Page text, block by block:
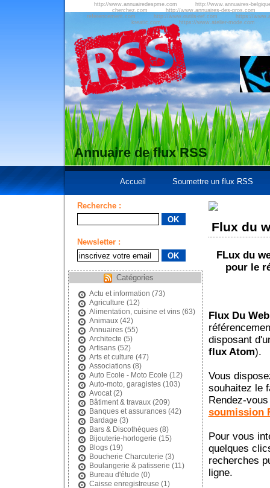
http://www.annuairedespme.com
http://www.annuaires-
cherchez.com
http://www.annuaires-des-pros.com
referencement.com
http://www.outils-ref.com
https://
kreatic.com
https://www.atelier-mode.com
Annuaire de flux RSS
Accueil Soumettre un flux RSS
Recherche :
Newsletter :
Catégories
Actu et information (73)
Agriculture (12)
Alimentation, cuisine et vins(63)
Animaux(42)
Annuaires(55)
Architecte (5)
Artisans(52)
Arts et culture (47)
Associations(8)
Auto Ecole - Moto Ecole (12)
Auto-moto, garagistes(103)
Avocat(2)
Bâtiment & travaux(209)
Banques et assurances(42)
Bardage (3)
Bars & Discothèques(8)
Bijouterie-horlogerie (15)
Blogs(19)
Boucherie Charcuterie (3)
Boulangerie & patisserie (11)
Bureau d'étude (0)
Caisse enregistreuse (1)
Flux du
FLux du
pour le
Flux Du Web
disposant
flux Atom).
Vous
souhaitez le
Rendez-
soumission
Pour vous
quelques
recherches
ligne.